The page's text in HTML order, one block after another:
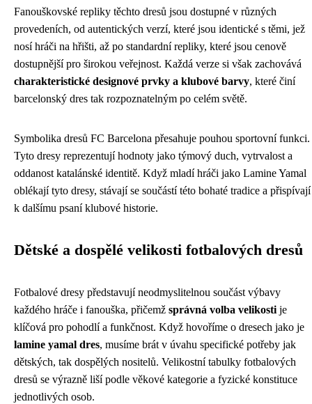
Fanouškovské repliky těchto dresů jsou dostupné v různých
provedeních, od autentických verzí, které jsou identické s těmi, jež
nosí hráči na hřišti, až po standardní repliky, které jsou cenově
dostupnější pro širokou veřejnost. Každá verze si však zachovává
charakteristické designové prvky a klubové barvy, které činí
barcelonský dres tak rozpoznatelným po celém světě.
Symbolika dresů FC Barcelona přesahuje pouhou sportovní funkci.
Tyto dresy reprezentují hodnoty jako týmový duch, vytrvalost a
oddanost katalánské identitě. Když mladí hráči jako Lamine Yamal
oblékají tyto dresy, stávají se součástí této bohaté tradice a přispívají
k dalšímu psaní klubové historie.
Dětské a dospělé velikosti fotbalových dresů
Fotbalové dresy představují neodmyslitelnou součást výbavy
každého hráče i fanouška, přičemž správná volba velikosti je
klíčová pro pohodlí a funkčnost. Když hovoříme o dresech jako je
lamine yamal dres, musíme brát v úvahu specifické potřeby jak
dětských, tak dospělých nositelů. Velikostní tabulky fotbalových
dresů se výrazně liší podle věkové kategorie a fyzické konstituce
jednotlivých osob.